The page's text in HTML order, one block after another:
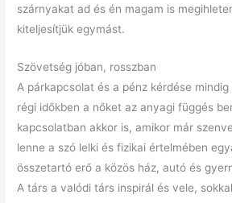
szárnyakat ad és én magam is
kiteljesítjük egymást.
Szövetség jóban, rosszban
A párkapcsolat és a pénz kérdése
régi időkben a nőket az anyagi függés
kapcsolatban akkor is, amikor már
lenne a szó lelki és fizikai értelmében
összetartó erő a közös ház, autó és
A társ a valódi társ inspirál és vele,